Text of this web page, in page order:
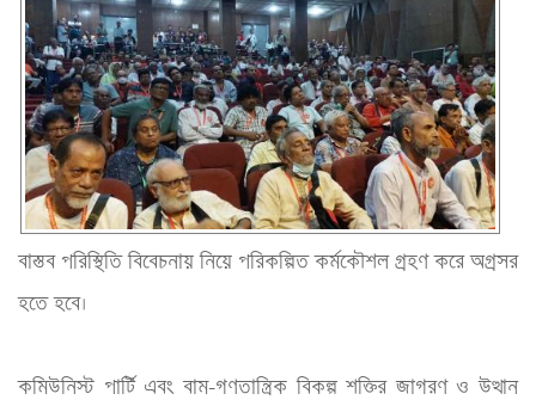
বাস্তব পরিস্থিতি বিবেচনায় নিয়ে পরিকল্পিত কর্মকৌশল গ্রহণ করে অগ্রসর
হতে হবে।
কমিউনিস্ট পার্টি এবং বাম-গণতান্ত্রিক বিকল্প শক্তির জাগরণ ও উত্থান